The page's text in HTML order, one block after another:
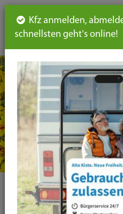
Kategorie
Seiteninhalt
Hauptnavigation
Seitennavigation
leichte
Sprache
Kfz anmelden,
schnellsten geht's online!